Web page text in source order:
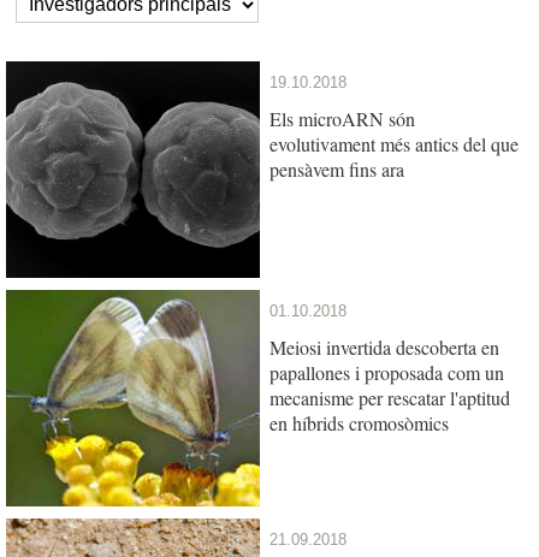
19.10.2018
Els microARN són
evolutivament més antics del que
pensàvem fins ara
01.10.2018
Meiosi invertida descoberta en
papallones i proposada com un
mecanisme per rescatar l'aptitud
en híbrids cromosòmics
21.09.2018